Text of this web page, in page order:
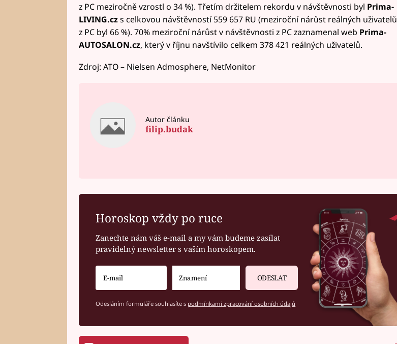
z PC meziročně vzrostl o 34 %). Třetím držitelem rekordu v návštěvnosti byl Prima-
LIVING.czs celkovou návštěvností 559 657 RU (meziroční nárůst reálných uživatelů
z PC byl 66 %). 70% meziroční nárůst v návštěvnosti z PC zaznamenal web Prima-
AUTOSALON.cz, který v říjnu navštívilo celkem 378 421 reálných uživatelů.
Zdroj: ATO – Nielsen Admosphere, NetMonitor
Autor článku
filip.budak
Horoskop vždy po ruce
Zanechte nám váš e-mail a my vám budeme zasílat
pravidelný newsletter s vaším horoskopem.
ODESLAT
Odesláním formuláře souhlasíte s podmínkami zpracování osobních údajů